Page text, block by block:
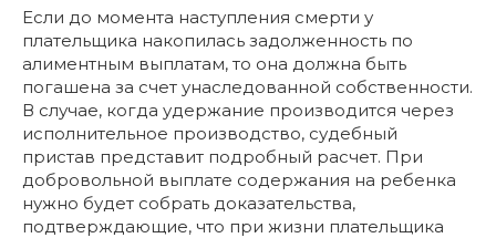
Если до момента наступления смерти у
плательщика накопилась задолженность по
алиментным выплатам, то она должна быть
погашена за счет унаследованной собственности.
В случае, когда удержание производится через
исполнительное производство, судебный
пристав представит подробный расчет. При
добровольной выплате содержания на ребенка
нужно будет собрать доказательства,
подтверждающие, что при жизни плательщика